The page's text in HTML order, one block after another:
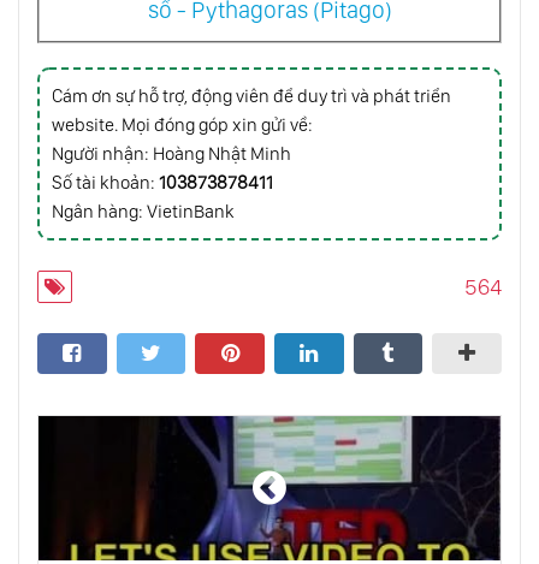
Dàn Nhạc Trong Miệng
Làm Thế Nào Để Giữ Bình Tĩnh Khi Bạn Biết
Bạn Sẽ Bị Căng Thẳng
Sức Mạnh Của Sự Hướng Nội
Các Nhà Lãnh Đạo Vĩ Đại Truyền Cảm Hứng
Cho Hành Động Như Thế Nào
số - Pythagoras (Pitago)
Cám ơn sự hỗ trợ, động viên để duy trì và phát triển
website. Mọi đóng góp xin gửi về:
Người nhận: Hoàng Nhật Minh
Số tài khoản: 103873878411
Ngân hàng: VietinBank
564